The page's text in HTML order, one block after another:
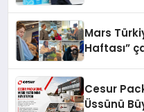
Mars
Haftası”
Cesur
Üssünü